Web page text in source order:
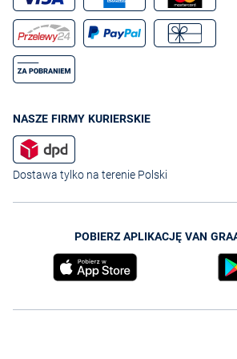
NASZE FIRMY KURIERSKIE
Dostawa tylko na terenie Polski
POBIERZ APLIKACJĘ VAN